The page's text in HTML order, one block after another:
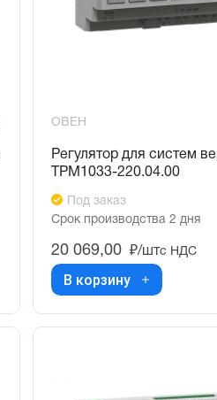
ОВЕН
Регулятор для систем
ТРМ1033-220.04.00
Под заказ
Срок производства 2 дня
20 069,00 ₽/штс НДС
В корзину